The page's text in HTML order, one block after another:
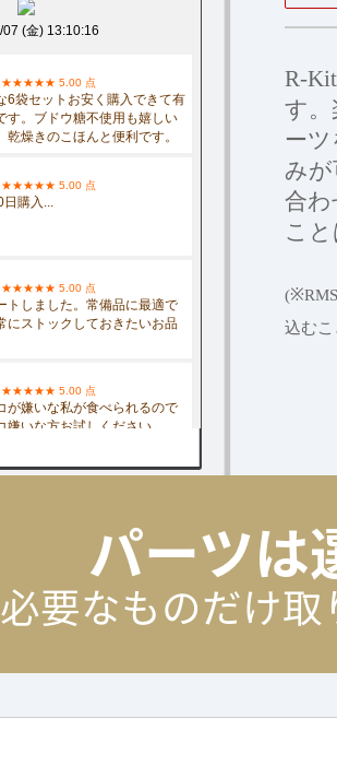
R-
す。
ー
み
合わ
こ
込む
パーツは
必要なものだけ